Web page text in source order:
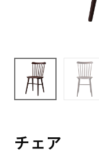
チェア